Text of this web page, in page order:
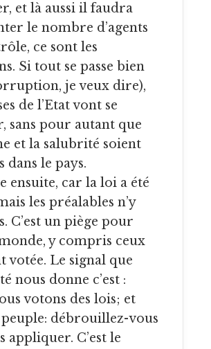
et là aussi il faudra
le nombre d’agents
ce sont les
Si tout se passe bien
je veux dire),
de l’Etat vont se
sans pour autant que
et la salubrité soient
dans le pays.
ensuite, car la loi a été
les préalables n’y
C’est un piège pour
y compris ceux
votée. Le signal que
nous donne c’est :
votons des lois; et
débrouillez-vous
appliquer. C’est le